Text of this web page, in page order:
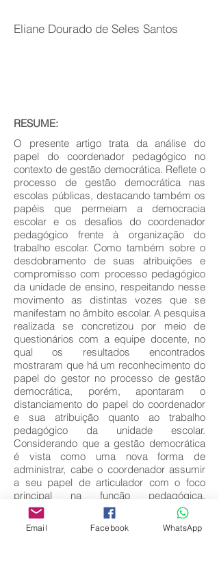
Eliane Dourado de Seles Santos
RESUME:
O presente artigo trata da análise do
papel do coordenador pedagógico no
contexto de gestão democrática. Reflete o
processo de gestão democrática nas
escolas públicas, destacando também os
papéis que permeiam a democracia
escolar e os desafios do coordenador
pedagógico frente à organização do
trabalho escolar. Como também sobre o
desdobramento de suas atribuições e
compromisso com processo pedagógico
da unidade de ensino, respeitando nesse
movimento as distintas vozes que se
manifestam no âmbito escolar. A pesquisa
realizada se concretizou por meio de
questionários com a equipe docente, no
qual os resultados encontrados
mostraram que há um reconhecimento do
papel do gestor no processo de gestão
democrática, porém, apontaram o
distanciamento do papel do coordenador
e sua atribuição quanto ao trabalho
pedagógico da unidade escolar.
Considerando que a gestão democrática
é vista como uma nova forma de
administrar, cabe o coordenador assumir
a seu papel de articulador com o foco
principal na função pedagógica,
articulando com todos os atores
envolvidos no processo de ensino-
aprendizagem em busca de resultados
Email Facebook WhatsApp